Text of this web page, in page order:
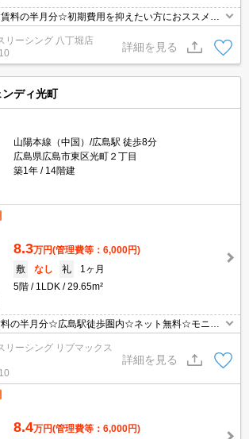
料の半月分☆初期費用を抑えたい方におススメ☆
設備充実☆モニター付きオートロックで防犯面も
宅配ボックスあり☆彡
リーシング 八丁堀店
詳細を見る
ンディ光町
山陽本線（中国）/広島駅 徒歩8分
広島県広島市東区光町２丁目
築1年
14階建
8.3万円(管理費等：6,000円)
敷
なし 礼
1ヶ月
5階
1LDK 29.65m²
の半月分☆広島駅徒歩圏内☆ネット無料☆モニタ
クで防犯面も安心☆近隣にスーパー・コンビニが
利☆不在時にも荷物の受け取り可能な宅配ボック
リーシング リブマックス
詳細を見る
8.4万円(管理費等：6,000円)